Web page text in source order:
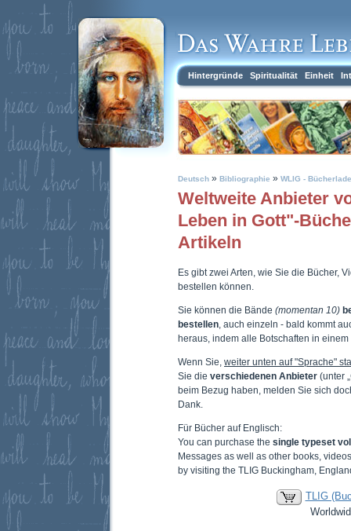
Hintergründe Spiritualität Einheit
Deutsch » Bibliographie » WLIG -
Weltweite Anbieter
Leben in Gott"-
Artikeln
Es gibt zwei Arten, wie Sie die Bücher,
bestellen können.
Sie können die Bände (momentan 10)
bestellen , auch einzeln - bald kommt
heraus, indem alle Botschaften in
Wenn Sie, weiter unten auf "Sprache"
Sie die verschiedenen Anbieter (unter
beim Bezug haben, melden Sie sich
Dank.
Für Bücher auf Englisch:
You can purchase the single typeset
Messages as well as other books,
by visiting the TLIG Buckingham,
TLIG